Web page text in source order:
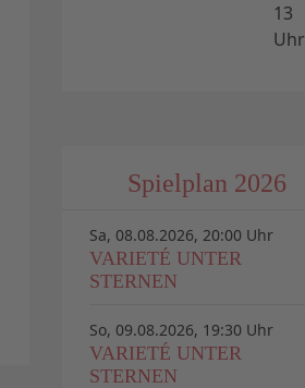
13
Uhr
Spielplan 2026
Sa, 08.08.2026, 20:00 Uhr
VARIETÉ UNTER
STERNEN
So, 09.08.2026, 19:30 Uhr
VARIETÉ UNTER
STERNEN